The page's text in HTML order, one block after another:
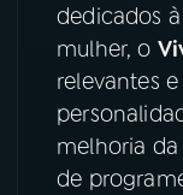
dedicados
mulher, o
relevantes
melhoria
de